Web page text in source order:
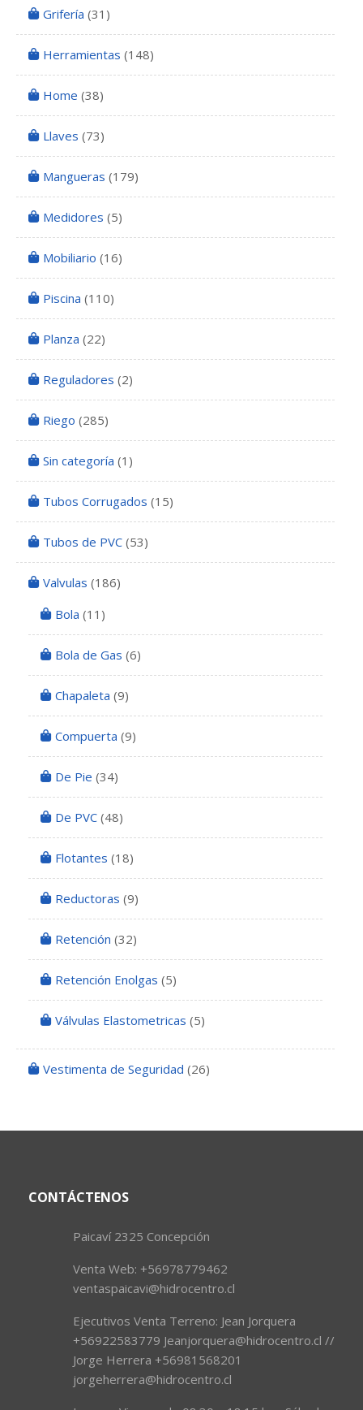
Grifería (31)
Herramientas (148)
Home (38)
Llaves (73)
Mangueras (179)
Medidores (5)
Mobiliario (16)
Piscina (110)
Planza (22)
Reguladores (2)
Riego (285)
Sin categoría (1)
Tubos Corrugados (15)
Tubos de PVC (53)
Valvulas (186)
Bola (11)
Bola de Gas (6)
Chapaleta (9)
Compuerta (9)
De Pie (34)
De PVC (48)
Flotantes (18)
Reductoras (9)
Retención (32)
Retención Enolgas (5)
Válvulas Elastometricas (5)
Vestimenta de Seguridad (26)
CONTÁCTENOS
Paicaví 2325 Concepción
Venta Web: +56978779462
ventaspaicavi@hidrocentro.cl
Ejecutivos Venta Terreno: Jean Jorquera
+56922583779 Jeanjorquera@hidrocentro.cl //
Jorge Herrera +56981568201
jorgeherrera@hidrocentro.cl